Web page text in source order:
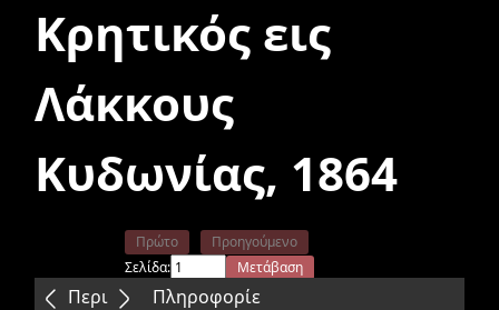
Κρητικός εις
Λάκκους
Κυδωνίας, 1864
Περιεχόμενα
Πρώτο
Προηγούμενο
Σελίδα:
Μετάβαση
Επόμενο
Τελευταίο
Πληροφορίε